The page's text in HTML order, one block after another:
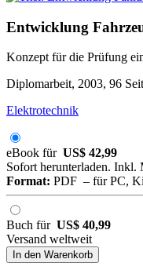
Entwicklung
Konzept für die Prüfung
Diplomarbeit, 2003, 96
Elektrotechnik
eBook für US$ 42,99
Sofort herunterladen. Inkl.
Format: PDF – für PC,
Buch für US$ 40,99
Versand weltweit
In den Warenkorb